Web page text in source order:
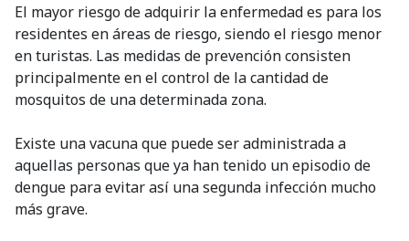
El mayor riesgo de adquirir la enfermedad es para los
residentes en áreas de riesgo, siendo el riesgo menor
en turistas. Las medidas de prevención consisten
principalmente en el control de la cantidad de
mosquitos de una determinada zona.
Existe una vacuna que puede ser administrada a
aquellas personas que ya han tenido un episodio de
dengue para evitar así una segunda infección mucho
más grave.